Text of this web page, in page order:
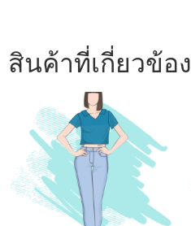
สินค้าที่เกี่ยวข้อง